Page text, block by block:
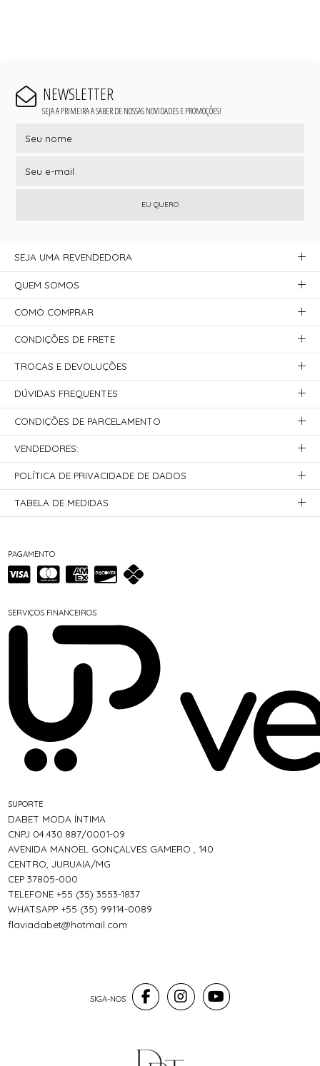
NEWSLETTER
SEJA A PRIMEIRA A SABER DE NOSSAS NOVIDADES E PROMOÇÕES!
EU QUERO
PAGAMENTO
SERVIÇOS FINANCEIROS
SUPORTE
DABET MODA ÍNTIMA
CNPJ 04.430.887/0001-09
AVENIDA MANOEL GONÇALVES GAMERO , 140
CENTRO, JURUAIA/MG
CEP 37805-000
TELEFONE +55 (35) 3553-1837
WHATSAPP +55 (35) 99114-0089
flaviadabet@hotmail.com
SEJA UMA REVENDEDORA
QUEM SOMOS
COMO COMPRAR
CONDIÇÕES DE FRETE
TROCAS E DEVOLUÇÕES
DÚVIDAS FREQUENTES
CONDIÇÕES DE PARCELAMENTO
VENDEDORES:
POLÍTICA DE PRIVACIDADE DE DADOS
TABELA DE MEDIDAS